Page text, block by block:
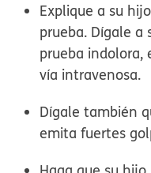
Explique a su
prueba. Dígale
prueba indolora,
vía intravenosa.
Dígale también
emita fuertes